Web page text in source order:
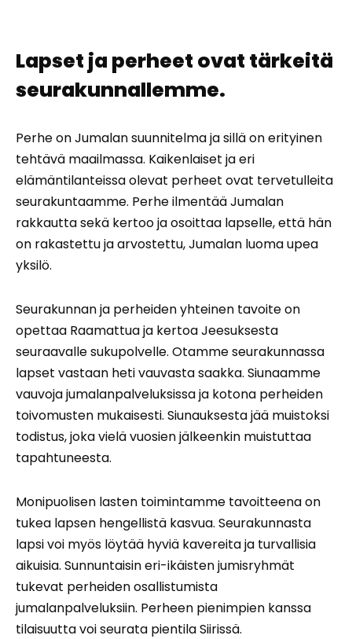
Lapset ja perheet ovat tärkeitä
seurakunnallemme.
Perhe on Jumalan suunnitelma ja sillä on erityinen
tehtävä maailmassa. Kaikenlaiset ja eri
elämäntilanteissa olevat perheet ovat tervetulleita
seurakuntaamme. Perhe ilmentää Jumalan
rakkautta sekä kertoo ja osoittaa lapselle, että hän
on rakastettu ja arvostettu, Jumalan luoma upea
yksilö.
Seurakunnan ja perheiden yhteinen tavoite on
opettaa Raamattua ja kertoa Jeesuksesta
seuraavalle sukupolvelle. Otamme seurakunnassa
lapset vastaan heti vauvasta saakka. Siunaamme
vauvoja jumalanpalveluksissa ja kotona perheiden
toivomusten mukaisesti. Siunauksesta jää muistoksi
todistus, joka vielä vuosien jälkeenkin muistuttaa
tapahtuneesta.
Monipuolisen lasten toimintamme tavoitteena on
tukea lapsen hengellistä kasvua. Seurakunnasta
lapsi voi myös löytää hyviä kavereita ja turvallisia
aikuisia. Sunnuntaisin eri-ikäisten jumisryhmät
tukevat perheiden osallistumista
jumalanpalveluksiin. Perheen pienimpien kanssa
tilaisuutta voi seurata pientila Siirissä.